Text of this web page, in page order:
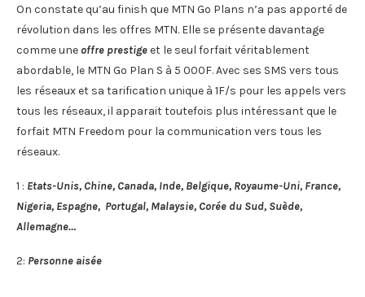
On constate qu’au finish que MTN Go Plans n’a pas apporté de
révolution dans les offres MTN. Elle se présente davantage
comme une offre prestigeet le seul forfait véritablement
abordable, le MTN Go Plan S à 5 000F. Avec ses SMS vers tous
les réseaux et sa tarification unique à 1F/s pour les appels vers
tous les réseaux, il apparait toutefois plus intéressant que le
forfait MTN Freedom pour la communication vers tous les
réseaux.
1 : Etats-Unis, Chine, Canada, Inde, Belgique, Royaume-Uni, France,
Nigeria, Espagne, Portugal, Malaysie, Corée du Sud, Suède,
Allemagne…
2: Personne aisée